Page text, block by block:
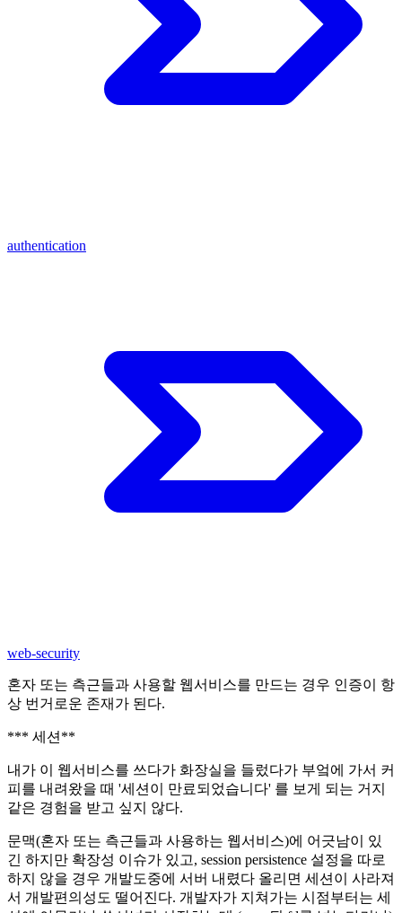
authentication
web-security
혼자 또는 측근들과 사용할 웹서비스를 만드는 경우 인증이 항
상 번거로운 존재가 된다.
*** 세션**
내가 이 웹서비스를 쓰다가 화장실을 들렀다가 부엌에 가서 커
피를 내려왔을 때 '세션이 만료되었습니다' 를 보게 되는 거지
같은 경험을 받고 싶지 않다.
문맥(혼자 또는 측근들과 사용하는 웹서비스)에 어긋남이 있
긴 하지만 확장성 이슈가 있고, session persistence 설정을 따로
하지 않을 경우 개발도중에 서버 내렸다 올리면 세션이 사라져
서 개발편의성도 떨어진다. 개발자가 지쳐가는 시점부터는 세